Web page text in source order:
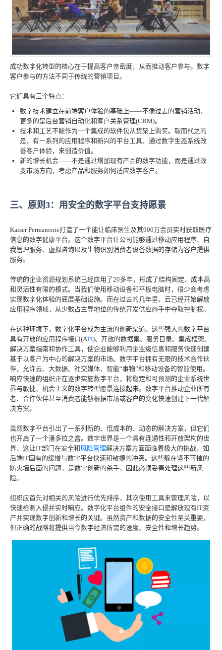
成功数字化转型的核心在于提高客户亲密度，从而推动客户参与。数字
客户参与的方法不同于传统的营销项目。
它们具有三个特点：
数字技术建立在前端客户体验的基础上——不像过去的营销活动，
更多的是后台营销自动化和客户关系管理(CRM)。
技术和工艺不能作为一个集成的软件包从货架上购买。取而代之的
是，有一系列的应用程序和新兴的平台工具，通过数字生态系统改
善客户体验，来创造价值。
新的增长机会——不是通过增加现有产品的数字功能，而是通过改
变市场方向，考虑产品和服务如何适应数字客户。
三、原则3：用安全的数字平台支持愿景
Kaiser Permanente打造了一个能让临床医生及其900万会员实时获取医疗
信息的数字健康平台。这个数字平台让公司能够通过移动应用程序、自
我管理服务、虚拟咨询以及生物识别消费者设备数据的存储为客户提供
服务。
传统的企业资源规划系统已经应用了20多年，形成了结构固定、成本高
和灵活性有限的模式。当我们使用移动设备和平板电脑时，很少会考虑
实现数字化体验的底层基础设施。而在过去的几年里，云已经开始解放
应用程序领域，从少数占主导地位的传统开发供应商手中夺取控制权。
在这种环境下，数字化平台成为主流的创新渠道。这些强大的数字平台
具有开放的应用程序接口(API)、开放的数据集、服务目录、集成框架、
解决方案指南和协作工具，使企业能够利用企业级信息和服务快速创建
基于以客户为中心的解决方案的市场。数字平台拥有无限的技术合作伙
伴，允许云、大数据、社交媒体、智能“事物”和移动设备的智能使用。
响应快速的组织正在逐步实施数字平台，将稳定和可预测的企业系统世
界与敏捷、机会主义的数字转型愿景连接起来。数字平台推动企业所有
者、合作伙伴甚至消费者能够根据市场或客户的变化快速创建下一代解
决方案。
虽然数字平台引出了一系列新的、低成本的、动态的解决方案，但它们
也开启了一个潘多拉之盒。数字世界是一个具有连通性和开放架构的世
界，这让IT部门在安全和风险管理解决方案方面面临着极大的挑战，如
后端IT固有的缓慢与数字平台快速和敏捷的冲突。这些躲在坚不可摧的
防火墙后面的问题，是数字创新的杀手，因此必须妥善处理这些新风
险。
组织应首先对相关的风险进行优先排序，其次使用工具来管理风险，以
快速检测入侵并实时响应。数字化平台组件的安全接口是解放现有IT资
产并实现数字创新和增长的关键。虽然资产和数据的安全性至关重要，
但正确的战略将提供当今数字经济所需的速度、安全性和增长趋势。